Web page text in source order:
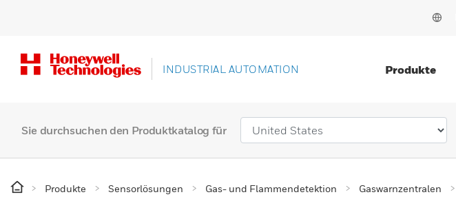
INDUSTRIAL AUTOMATION Produkte
Sie durchsuchen den Produktkatalog für
Produkte Sensorlösungen Gas- und Flammendetektion Gaswarnzentralen